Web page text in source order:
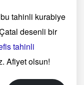
tahinli kurabiye
desenli bir
tahinli
Afiyet olsun!